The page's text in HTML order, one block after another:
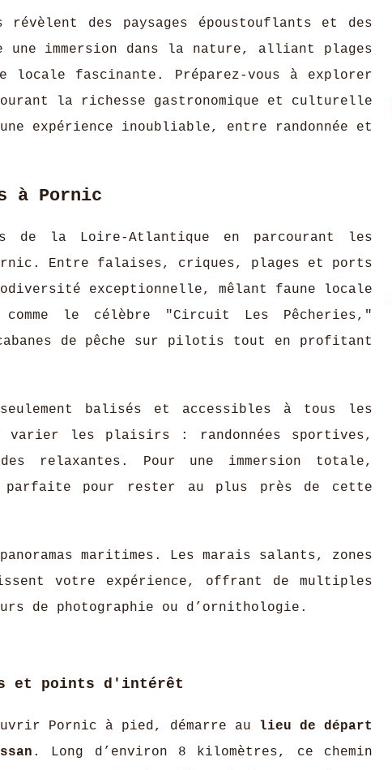
des paysages époustouflants et des
une immersion dans la nature, alliant plages
locale fascinante. Préparez-vous à explorer
la richesse gastronomique et culturelle
expérience inoubliable, entre randonnée et
à Pornic
de la Loire-Atlantique en parcourant les
Entre falaises, criques, plages et ports
exceptionnelle, mêlant faune locale
le célèbre "Circuit Les Pêcheries,"
de pêche sur pilotis tout en profitant
balisés et accessibles à tous les
varier les plaisirs : randonnées sportives,
relaxantes. Pour une immersion totale,
pour rester au plus près de cette
maritimes. Les marais salants, zones
votre expérience, offrant de multiples
de photographie ou d’ornithologie.
et points d'intérêt
Pornic à pied, démarre au lieu de départ
. Long d’environ 8 kilomètres, ce chemin